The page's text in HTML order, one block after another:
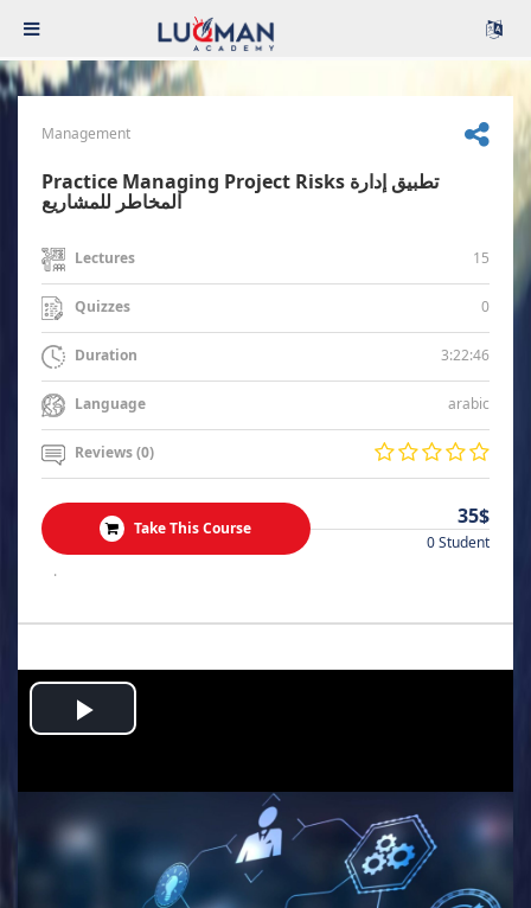
Management
Practice Managing Project Risks تطبيق إدارة
المخاطر للمشاريع
Lectures 15
Quizzes 0
Duration 3:22:46
Language arabic
Reviews (0)
Take This Course 35$
0 Student
.
Play
Video